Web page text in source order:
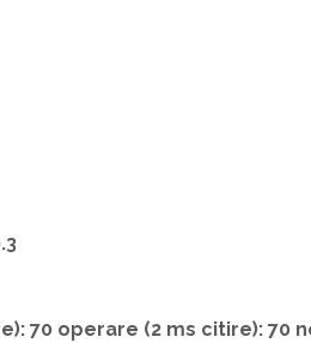
70 operare (2 ms citire): 70